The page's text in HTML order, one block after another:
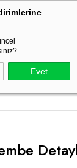
Evet
TÜM
PARTY WEAR